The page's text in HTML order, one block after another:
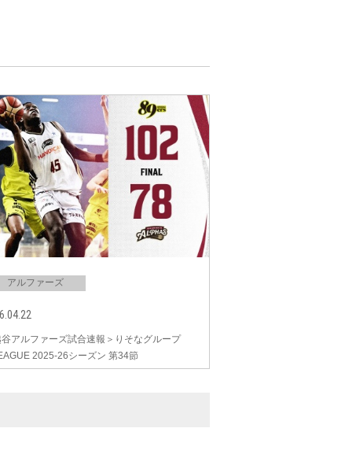
アルファーズ
谷アルファーズ試合速報＞りそなグループ
2025-26シーズン 第34節